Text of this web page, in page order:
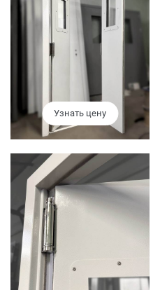
Работаем без
+7
8 (800)
ПОИСК: Узнать цену